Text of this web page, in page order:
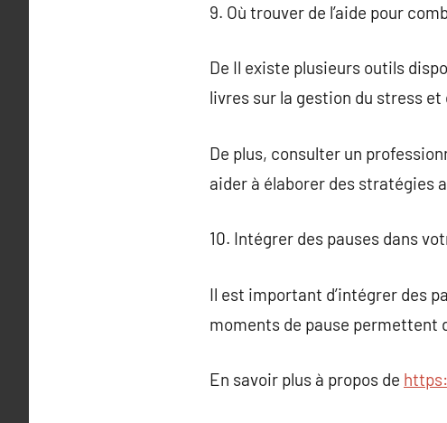
9. Où trouver de l’aide pour
De Il existe plusieurs outils
livres sur la gestion du stress
De plus, consulter un
aider à élaborer des stratégies
10. Intégrer des pauses dans
Il est important d’intégrer des
moments de pause permettent
En savoir plus à propos de